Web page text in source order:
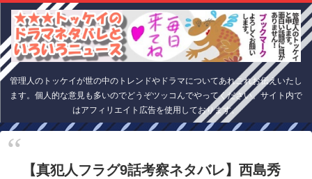
管理人のトッケイが世の中のトレンドやドラマについてあれこれお伝えいたし
ます。個人的な意見も多いのでどうぞツッコんでやってください。サイト内で
はアフィリエイト広告を使用しております。
【真犯人フラグ9話考察ネタバレ】西島秀